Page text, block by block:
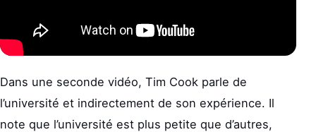
Dans une seconde vidéo, Tim Cook parle de
l’université et indirectement de son expérience. Il
note que l’université est plus petite que d’autres,